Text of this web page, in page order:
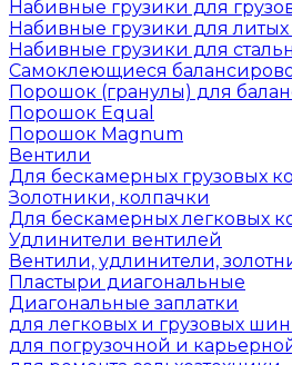
Набивные грузики для
Набивные грузики для
Набивные грузики для
Самоклеющиеся
Порошок (гранулы) для
Порошок Equal
Порошок Magnum
Вентили
Для бескамерных грузовых
Золотники, колпачки
Для бескамерных легковых
Удлинители вентилей
Вентили, удлинители,
Пластыри диагональные
Диагональные заплатки
для легковых и грузовых шин
для погрузочной и